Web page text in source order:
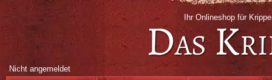
Ihr Onlineshop für
Das
Nicht angemeldet